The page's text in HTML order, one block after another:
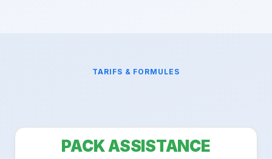
TARIFS & FORMULES
PACK ASSISTANCE